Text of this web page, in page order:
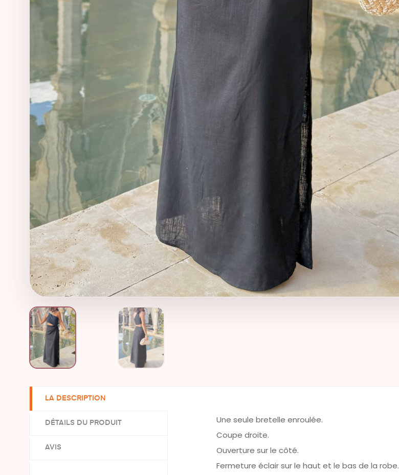
LA DESCRIPTION
DÉTAILS DU PRODUIT
AVIS
Une seule bretelle enroulée.
Coupe droite.
Ouverture sur le côté.
Fermeture éclair sur le haut et le bas de la robe.